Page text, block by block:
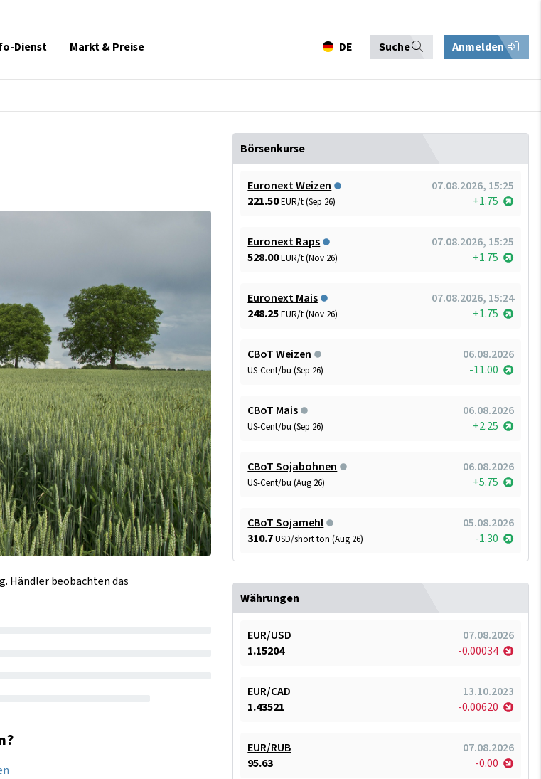
Dienst Markt & Preise DE Suche Anmelden
Händler beobachten das
Börsenkurse
Euronext Weizen
07.08.2026, 15:25
221.50EUR/t (Sep 26) +1.75
Euronext Raps
07.08.2026, 15:25
528.00EUR/t (Nov 26) +1.75
Euronext Mais
07.08.2026, 15:24
248.25EUR/t (Nov 26) +1.75
CBoT Weizen 06.08.2026
US-Cent/bu (Sep 26) -11.00
CBoT Mais 06.08.2026
US-Cent/bu (Sep 26) +2.25
CBoT Sojabohnen 06.08.2026
US-Cent/bu (Aug 26) +5.75
CBoT Sojamehl
05.08.2026
310.7USD/short ton (Aug 26) -1.30
Währungen
EUR/USD
07.08.2026
1.15204
-0.00034
EUR/CAD
13.10.2023
1.43521
-0.00620
EUR/RUB
07.08.2026
95.63
-0.00